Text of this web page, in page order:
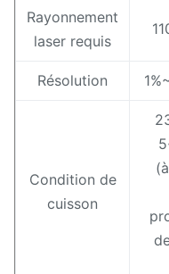
Rayonnement
laser requis
Résolution
Condition de
cuisson